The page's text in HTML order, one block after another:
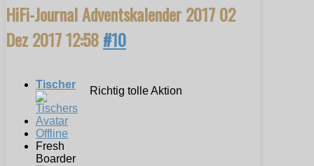
HiFi-Journal Adventskalender 201702
Dez 2017 12:58#10
Tischer
Offline
Fresh
Boarder
Richtig tolle Aktion